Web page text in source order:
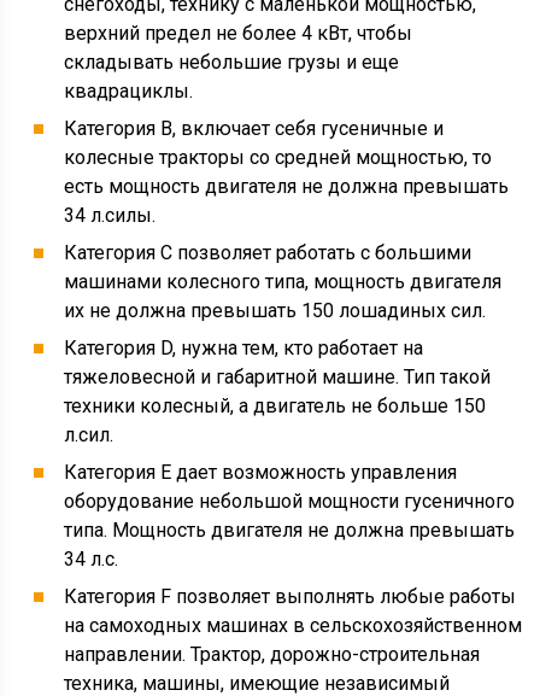
верхний предел не более 4 кВт, чтобы
складывать небольшие грузы и еще
квадрациклы.
Категория В, включает себя гусеничные и
колесные тракторы со средней мощностью, то
есть мощность двигателя не должна превышать
34 л.силы.
Категория С позволяет работать с большими
машинами колесного типа, мощность двигателя
их не должна превышать 150 лошадиных сил.
Категория D, нужна тем, кто работает на
тяжеловесной и габаритной машине. Тип такой
техники колесный, а двигатель не больше 150
л.сил.
Категория Е дает возможность управления
оборудование небольшой мощности гусеничного
типа. Мощность двигателя не должна превышать
34 л.с.
Категория F позволяет выполнять любые работы
на самоходных машинах в сельскохозяйственном
направлении. Трактор, дорожно-строительная
техника, машины, имеющие независимый